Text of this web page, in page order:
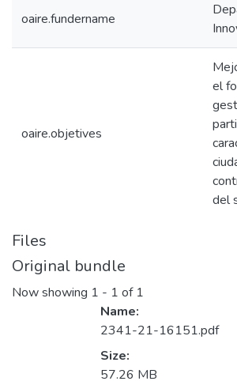
oaire.fundername
oaire.objetives
el
del
Files
Original bundle
Now showing 1 - 1 of 1
Name:
2341-21-16151.pdf
Size:
57.26 MB